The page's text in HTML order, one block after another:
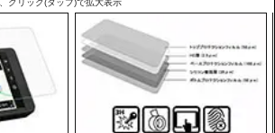
クリック(タップ)で拡大表示